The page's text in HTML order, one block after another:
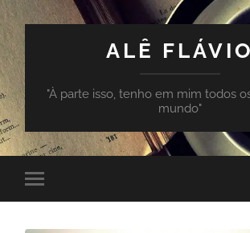
ALÊ FLÁVIO
"À parte isso, tenho em mim todos
mundo"
Toggle
mobile